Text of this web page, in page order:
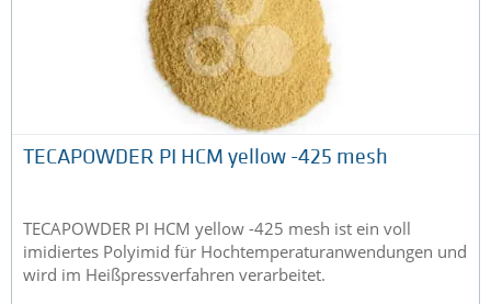
TECAPOWDER PI HCM yellow -425 mesh
TECAPOWDER PI HCM yellow -425 mesh ist ein voll
imidiertes Polyimid für Hochtemperaturanwendungen und
wird im Heißpressverfahren verarbeitet.